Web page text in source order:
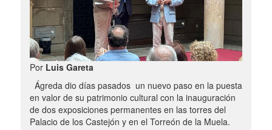
Por Luis Gareta
Ágreda dio días pasados un nuevo paso en la puesta
en valor de su patrimonio cultural con la inauguración
de dos exposiciones permanentes en las torres del
Palacio de los Castejón y en el Torreón de la Muela.